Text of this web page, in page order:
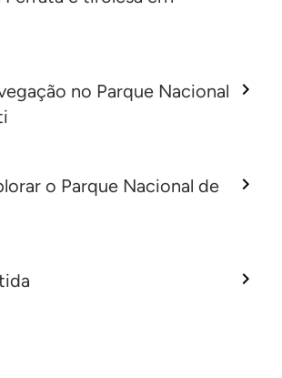
no Parque Nacional
o Parque Nacional de